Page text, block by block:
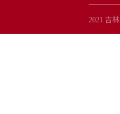
2021 吉